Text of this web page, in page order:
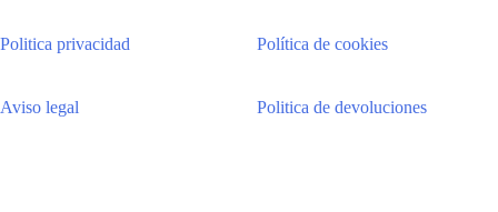
Politica privacidad Política de cookies
Aviso legal Politica de devoluciones